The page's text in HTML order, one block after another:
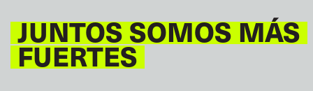
JUNTOS SOMOS MÁS
FUERTES